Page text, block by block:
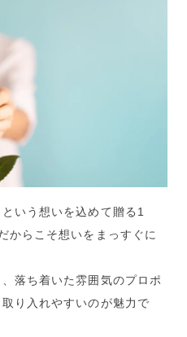
という想いを込めて贈る1
からこそ想いをまっすぐに
落ち着いた雰囲気のプロポ
り入れやすいのが魅力で